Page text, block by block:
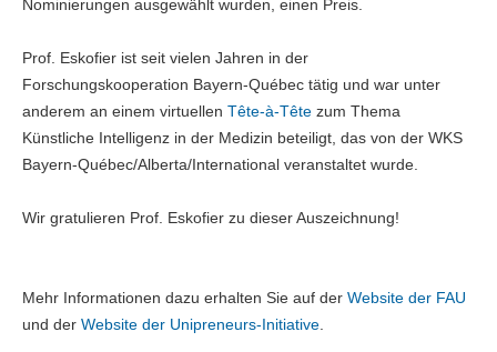
Nominierungen ausgewählt wurden, einen Preis.
Prof. Eskofier ist seit vielen Jahren in der
Forschungskooperation Bayern-Québec tätig und war unter
anderem an einem virtuellen Tête-à-Tête zum Thema
Künstliche Intelligenz in der Medizin beteiligt, das von der WKS
Bayern-Québec/Alberta/International veranstaltet wurde.
Wir gratulieren Prof. Eskofier zu dieser Auszeichnung!
Mehr Informationen dazu erhalten Sie auf der Website der FAU
und der Website der Unipreneurs-Initiative.